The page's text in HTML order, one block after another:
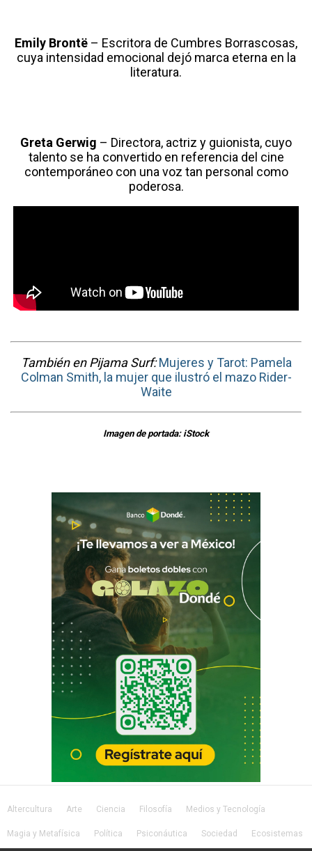
Emily Brontë – Escritora de Cumbres Borrascosas,
cuya intensidad emocional dejó marca eterna en la
literatura.
Greta Gerwig – Directora, actriz y guionista, cuyo
talento se ha convertido en referencia del cine
contemporáneo con una voz tan personal como
poderosa.
También en Pijama Surf: Mujeres y Tarot: Pamela
Colman Smith, la mujer que ilustró el mazo Rider-
Waite
Imagen de portada: iStock
Altercultura Arte Ciencia Filosofía Medios y Tecnología
Magia y Metafísica Política Psiconáutica Sociedad Ecosistemas